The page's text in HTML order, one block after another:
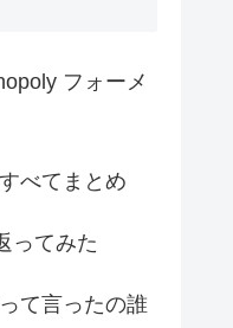
フォーメ
べてまとめ
ってみた
て言ったの誰